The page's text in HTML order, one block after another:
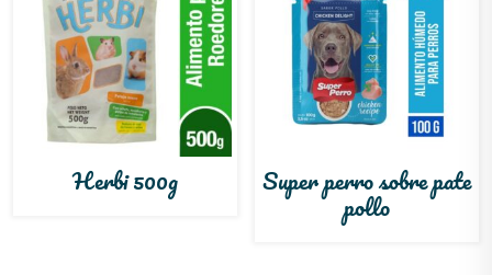
Herbi 500g Super perro sobre pate
pollo